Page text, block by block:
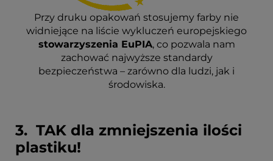
Przy druku opakowań stosujemy farby nie
widniejące na liście wykluczeń europejskiego
stowarzyszenia EuPIA, co pozwala nam
zachować najwyższe standardy
bezpieczeństwa – zarówno dla ludzi, jak i
środowiska.
3. TAK dla zmniejszenia ilości
plastiku!